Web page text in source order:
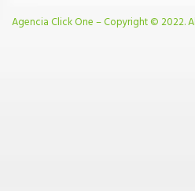
Agencia Click One – Copyright © 2022.